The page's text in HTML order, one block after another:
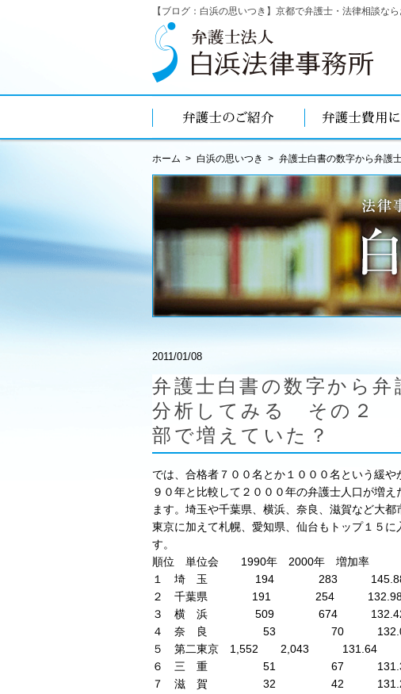
【ブログ：白浜の思いつき】京都で弁護士・法律相談なら
ホーム 白浜の思いつき 弁護士白書の数字から弁
2011/01/08
弁護士白書の数字から
分析してみる その２
部で増えていた？
では、合格者７００名とか１０００名という緩
９０年と比較して２０００年の弁護士人口が増
ます。埼玉や千葉県、横浜、奈良、滋賀など大
東京に加えて札幌、愛知県、仙台もトップ１５
す。
順位 単位会 1990年 2000年 増加率
１ 埼 玉 194 283
２ 千葉県 191 254
３ 横 浜 509 674
４ 奈 良 53 70
５ 第二東京 1,552 2,043 131.64
６ 三 重 51 67
７ 滋 賀 32 42